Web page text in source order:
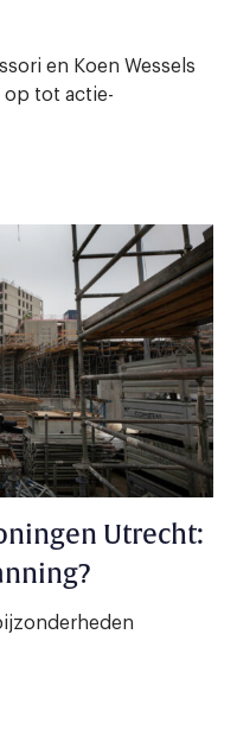
en Koen Wessels
op tot actie-
Utrecht: